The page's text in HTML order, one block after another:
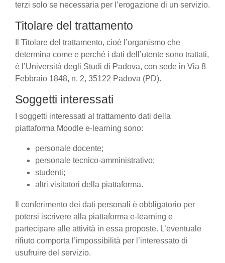
terzi solo se necessaria per l’erogazione di un servizio.
Titolare del trattamento
Il Titolare del trattamento, cioè l’organismo che
determina come e perché i dati dell’utente sono trattati,
è l’Università degli Studi di Padova, con sede in Via 8
Febbraio 1848, n. 2, 35122 Padova (PD).
Soggetti interessati
I soggetti interessati al trattamento dati della
piattaforma Moodle e-learning sono:
personale docente;
personale tecnico-amministrativo;
studenti;
altri visitatori della piattaforma.
Il conferimento dei dati personali è obbligatorio per
potersi iscrivere alla piattaforma e-learning e
partecipare alle attività in essa proposte. L’eventuale
rifiuto comporta l’impossibilità per l’interessato di
usufruire del servizio.